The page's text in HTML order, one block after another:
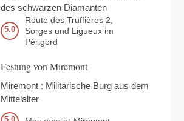
des schwarzen Diamanten
5.0
Route des Truffières 2
Sorges und Ligueux im
Périgord
Festung von Miremont
Miremont : Militärische Burg aus dem
Mittelalter